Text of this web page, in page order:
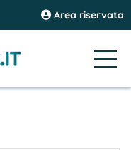
Area riservata